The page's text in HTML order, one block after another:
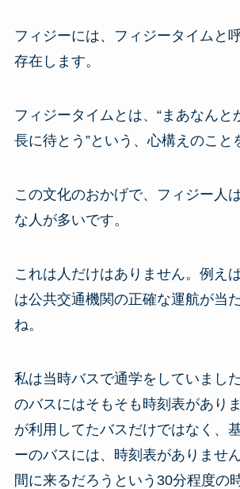
フィジーには、フィジータイムと
存在します。
フィジータイムとは、“まあなんと
長に待とう”という、心構えのこと
この文化のおかげで、フィジー人
な人が多いです。
これは人だけはありません。例え
は公共交通機関の正確な運航が当
ね。
私は当時バスで通学をしていまし
のバスにはそもそも時刻表があり
が利用してたバスだけではなく、
ーのバスには、時刻表がありませ
間に来るだろうという30分程度の